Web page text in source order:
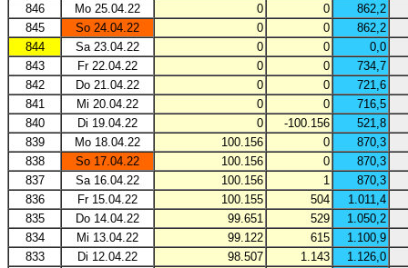
846
Mo 25.04.22 0 0
862,2
845
So 24.04.22 0 0
862,2
844
Sa 23.04.22 0 0
0,0
843
Fr 22.04.22 0 0
734,7
842
Do 21.04.22 0 0
721,6
841
Mi 20.04.22 0 0
716,5
840
Di 19.04.22 0 -100.156
521,8
839
Mo 18.04.22 100.156 0
870,3
838
So 17.04.22 100.156 0
870,3
837
Sa 16.04.22 100.156 1
870,3
836
Fr 15.04.22 100.155 504
1.011,4
835
Do 14.04.22 99.651 529
1.050,2
834
Mi 13.04.22 99.122 615
1.100,9
833
Di 12.04.22 98.507 1.143
1.126,0